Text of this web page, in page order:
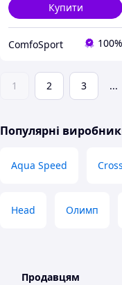
Купити
ComfoSport 100%
1 2 3 ...
Популярні
Aqua Speed Cross
Head Олимп
Продавцям